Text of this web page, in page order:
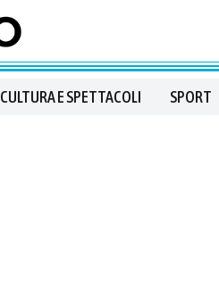
CULTURA E SPETTACOLI SPORT